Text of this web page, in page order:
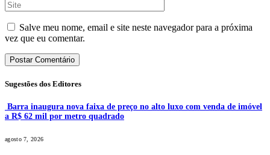
Salve meu nome, email e site neste navegador para a próxima
vez que eu comentar.
Sugestões dos Editores
Barra inaugura nova faixa de preço no alto luxo com venda de imóvel
a R$ 62 mil por metro quadrado
agosto 7, 2026